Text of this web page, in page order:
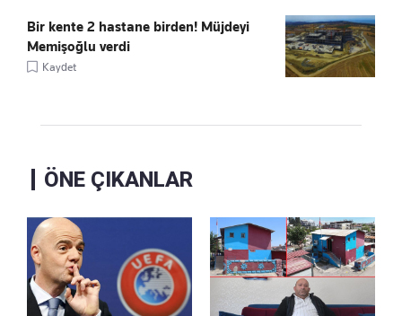
Bir kente 2 hastane birden! Müjdeyi
Memişoğlu verdi
Kaydet
ÖNE ÇIKANLAR